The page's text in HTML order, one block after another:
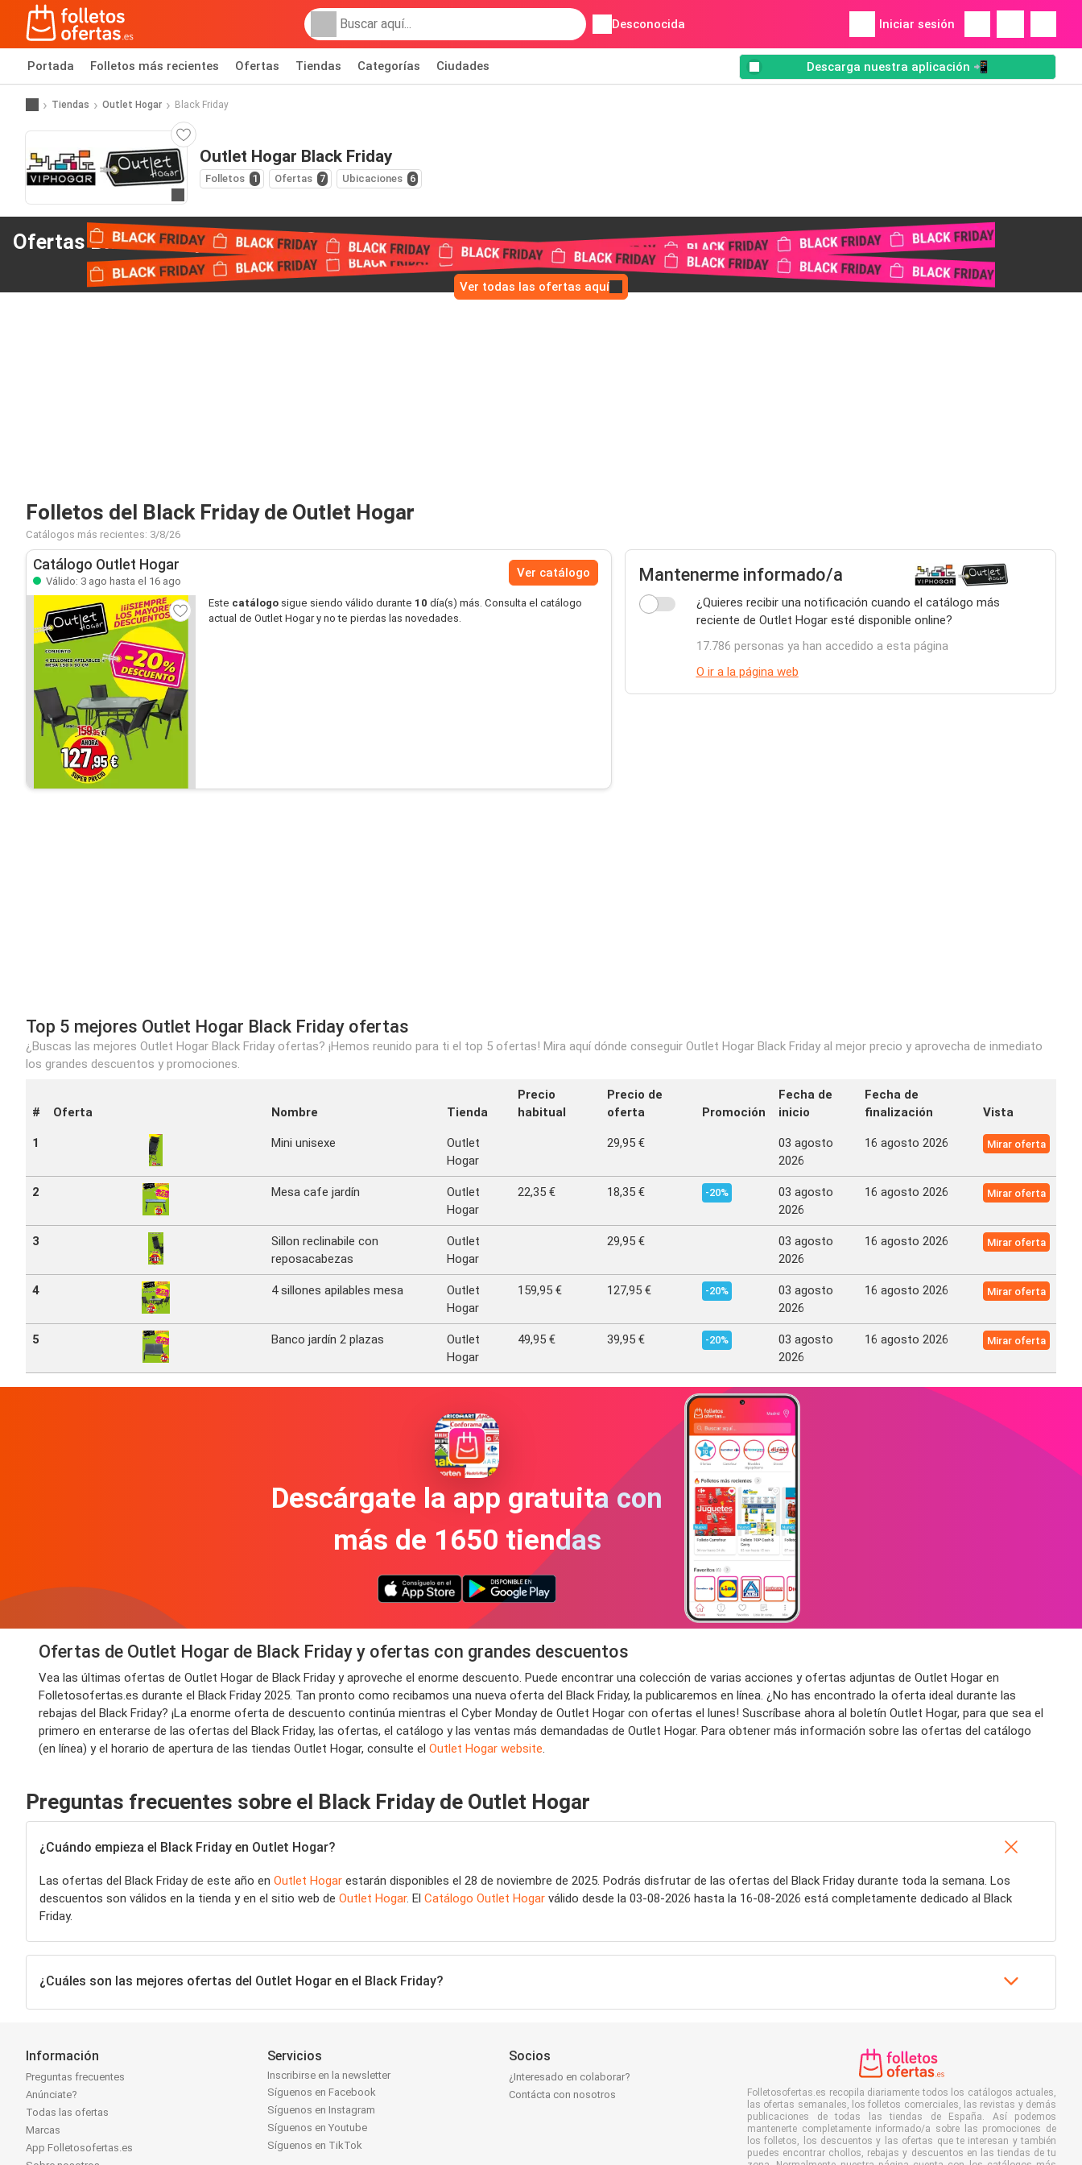
Desconocida Iniciar sesión
Portada Folletos más recientes Ofertas Tiendas Categorías Ciudades Descarga nuestra aplicación 📲
Tiendas Outlet Hogar Black Friday
Outlet Hogar Black Friday
Folletos 1 Ofertas 7 Ubicaciones 6
Ofertas Black Friday de Outlet Hogar
Ver todas las ofertas aquí
Folletos del Black Friday de Outlet Hogar
Catálogos más recientes: 3/8/26
Catálogo Outlet Hogar
Válido: 3 ago hasta el 16 ago
Ver catálogo
Este catálogo sigue siendo válido durante 10 día(s) más. Consulta el catálogo
actual de Outlet Hogar y no te pierdas las novedades.
Mantenerme informado/a
¿Quieres recibir una notificación cuando el catálogo más
reciente de Outlet Hogar esté disponible online?
17.786 personas ya han accedido a esta página
O ir a la página web
Top 5 mejores Outlet Hogar Black Friday ofertas
¿Buscas las mejores Outlet Hogar Black Friday ofertas? ¡Hemos reunido para ti el top 5 ofertas! Mira aquí dónde conseguir Outlet Hogar Black Friday al mejor precio y aprovecha de inmediato
los grandes descuentos y promociones.
# Oferta Nombre Tienda
Precio
habitual
Precio de
oferta
Promoción
Fecha de
inicio
Fecha de
finalización
Vista
1 Mini unisexe
Outlet
Hogar
29,95 €
03 agosto
2026
16 agosto 2026 Mirar oferta
2 Mesa cafe jardín
Outlet
Hogar
22,35 € 18,35 € -20%
03 agosto
2026
16 agosto 2026 Mirar oferta
3
Sillon reclinabile con
reposacabezas
Outlet
Hogar
29,95 €
03 agosto
2026
16 agosto 2026 Mirar oferta
4 4 sillones apilables mesa
Outlet
Hogar
159,95 € 127,95 € -20%
03 agosto
2026
16 agosto 2026 Mirar oferta
5 Banco jardín 2 plazas
Outlet
Hogar
49,95 € 39,95 € -20%
03 agosto
2026
16 agosto 2026 Mirar oferta
Descárgate la app gratuita con
más de 1650 tiendas
Ofertas de Outlet Hogar de Black Friday y ofertas con grandes descuentos
Vea las últimas ofertas de Outlet Hogar de Black Friday y aproveche el enorme descuento. Puede encontrar una colección de varias acciones y ofertas adjuntas de Outlet Hogar en
Folletosofertas.es durante el Black Friday 2025. Tan pronto como recibamos una nueva oferta del Black Friday, la publicaremos en línea. ¿No has encontrado la oferta ideal durante las
rebajas del Black Friday? ¡La enorme oferta de descuento continúa mientras el Cyber ​​Monday de Outlet Hogar con ofertas el lunes! Suscríbase ahora al boletín Outlet Hogar, para que sea el
primero en enterarse de las ofertas del Black Friday, las ofertas, el catálogo y las ventas más demandadas de Outlet Hogar. Para obtener más información sobre las ofertas del catálogo
(en línea) y el horario de apertura de las tiendas Outlet Hogar, consulte el Outlet Hogar website.
Preguntas frecuentes sobre el Black Friday de Outlet Hogar
¿Cuándo empieza el Black Friday en Outlet Hogar?
Las ofertas del Black Friday de este año en Outlet Hogar estarán disponibles el 28 de noviembre de 2025. Podrás disfrutar de las ofertas del Black Friday durante toda la semana. Los
descuentos son válidos en la tienda y en el sitio web de Outlet Hogar. El Catálogo Outlet Hogar válido desde la 03-08-2026 hasta la 16-08-2026 está completamente dedicado al Black
Friday.
¿Cuáles son las mejores ofertas del Outlet Hogar en el Black Friday?
Información
Preguntas frecuentes
Anúnciate?
Todas las ofertas
Marcas
App Folletosofertas.es
Servicios
Inscribirse en la newsletter
Síguenos en Facebook
Síguenos en Instagram
Síguenos en Youtube
Síguenos en TikTok
Socios
¿Interesado en colaborar?
Contácta con nosotros
Folletosofertas.es recopila diariamente todos los catálogos actuales,
las ofertas semanales, los folletos comerciales, las revistas y demás
publicaciones de todas las tiendas de España. Así podemos
mantenerte completamente informado/a sobre las promociones de
los folletos, los descuentos y las ofertas que te interesan y también
puedes encontrar chollos, rebajas y descuentos en las tiendas de tu